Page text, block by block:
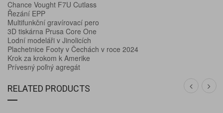
Chance Vought F7U Cutlass
Řezání EPP
Multifunkční gravírovací pero
3D tiskárna Prusa Core One
Lodní modeláři v Jinolicích
Plachetnice Footy v Čechách v roce 2024
Krok za krokom k Amerike
Prívesný poľný agregát
RELATED PRODUCTS